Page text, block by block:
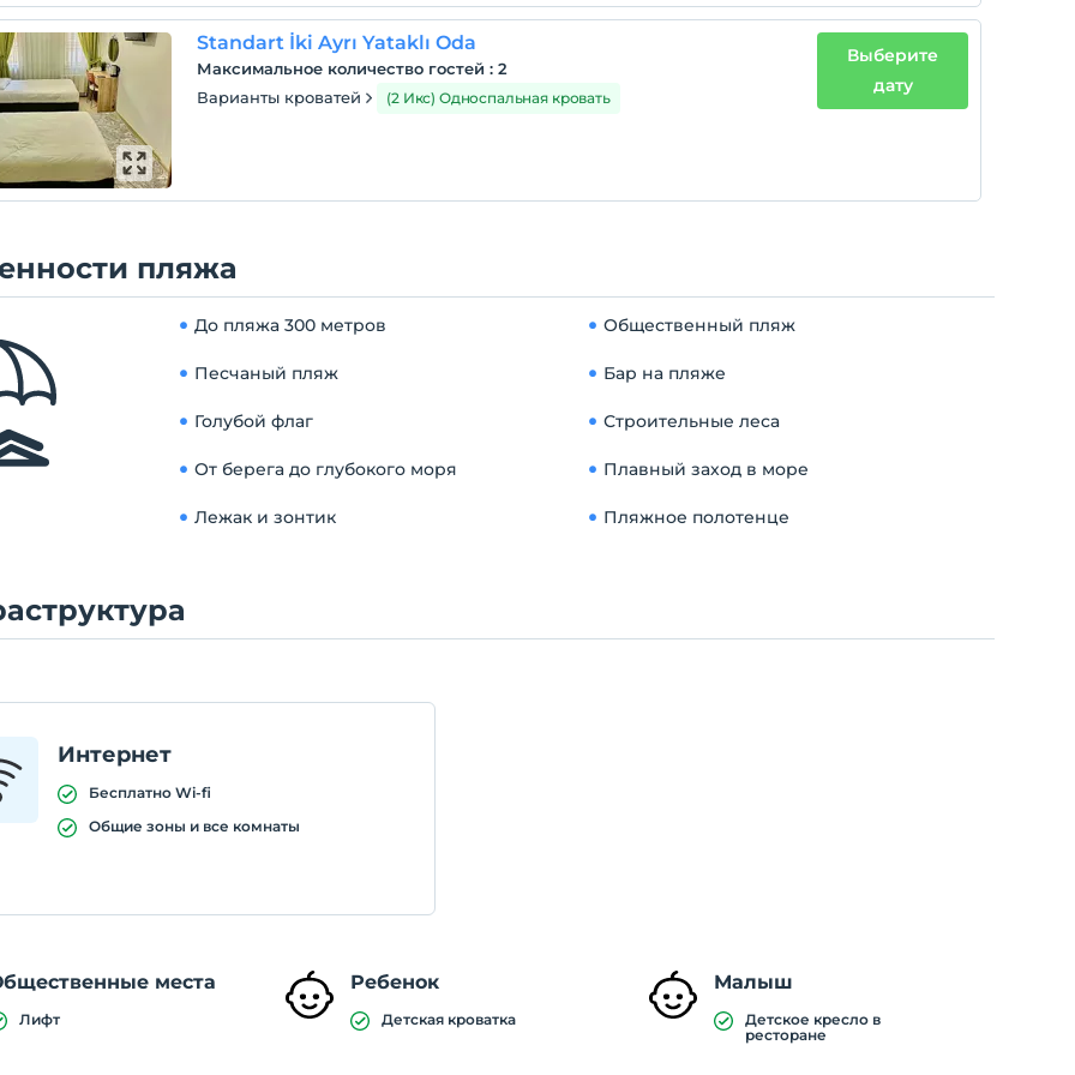
Standart İki Ayrı Yataklı Oda
Максимальное количество гостей :2
Варианты кроватей
(2 Икс) Односпальная кровать
Выберите
дату
пляжа
До пляжа 300 метров Общественный пляж
Песчаный пляж Бар на пляже
Голубой флаг Строительные леса
От берега до глубокого моря Плавный заход в море
Лежак и зонтик Пляжное полотенце
Интернет
Бесплатно Wi-fi
Общие зоны и все комнаты
места
Лифт
Ребенок
Детская кроватка
Малыш
Детское кресло в
ресторане